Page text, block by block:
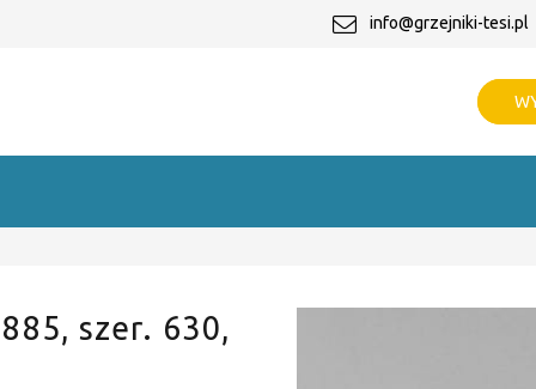
info@grzejniki-tesi.pl
szer. 630,